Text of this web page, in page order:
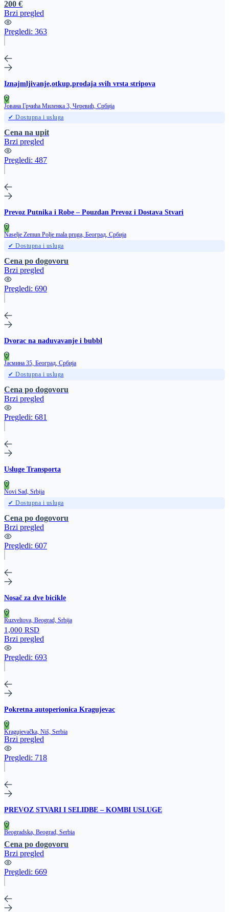
200 €
Brzi pregled
Pregledi: 363
Iznajmljivanje,otkup,prodaja svih vrsta stripova
Јована Грчића Миленка 3, Черевић, Србија
✔ Dostupna i usluga
Cena na upit
Brzi pregled
Pregledi: 487
Prevoz Putnika i Robe – Pouzdan Prevoz i Dostava Stvari
Naselje Zemun Polje mala pruga, Београд, Србија
✔ Dostupna i usluga
Cena po dogovoru
Brzi pregled
Pregledi: 690
Dvorac na naduvavanje i bubbl
Јасмина 35, Београд, Србија
✔ Dostupna i usluga
Cena po dogovoru
Brzi pregled
Pregledi: 681
Usluge Transporta
Novi Sad, Srbija
✔ Dostupna i usluga
Cena po dogovoru
Brzi pregled
Pregledi: 607
Nosač za dve bicikle
Ruzveltova, Beograd, Srbija
1,000 RSD
Brzi pregled
Pregledi: 693
Pokretna autoperionica Kragujevac
Kragujevačka, Niš, Serbia
Brzi pregled
Pregledi: 718
PREVOZ STVARI I SELIDBE – KOMBI USLUGE
Beogradska, Beograd, Serbia
Cena po dogovoru
Brzi pregled
Pregledi: 669